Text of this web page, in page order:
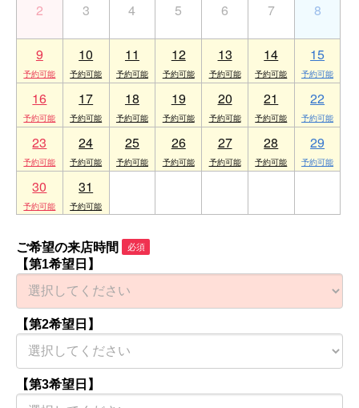
2 3 4 5 6 7 8
9 10 11 12 13 14 15
16 17 18 19 20 21 22
23 24 25 26 27 28 29
30 31
ご希望の来店時間 必須
【第1希望日】
【第2希望日】
【第3希望日】